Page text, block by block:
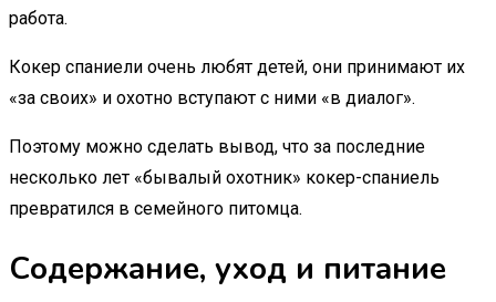
работа.
Кокер спаниели очень любят детей, они принимают их
«за своих» и охотно вступают с ними «в диалог».
Поэтому можно сделать вывод, что за последние
несколько лет «бывалый охотник» кокер-спаниель
превратился в семейного питомца.
Содержание, уход и питание